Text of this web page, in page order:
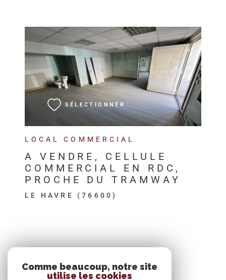
LOCAL COMMERCIAL
A VENDRE, CELLULE
COMMERCIAL EN RDC,
PROCHE DU TRAMWAY
LE HAVRE (76600)
SÉLECTIONNER
VOIR LE BIEN
Comme beaucoup, notre site
utilise les cookies